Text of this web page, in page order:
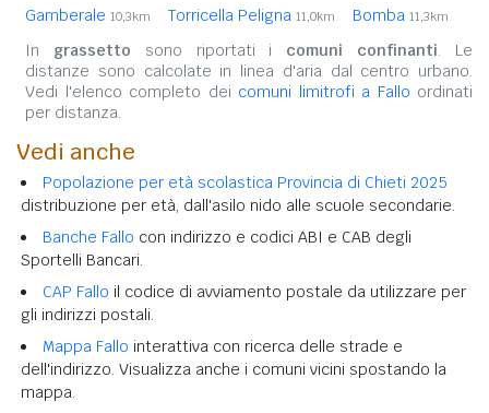
Gamberale 10,3km Torricella Peligna 11,0km Bomba 11,3km
In grassetto sono riportati i comuni confinanti. Le
distanze sono calcolate in linea d'aria dal centro urbano.
Vedi l'elenco completo dei comuni limitrofi a Fallo ordinati
per distanza.
Vedi anche
Popolazione per età scolastica Provincia di Chieti 2025
distribuzione per età, dall'asilo nido alle scuole secondarie.
Banche Fallo con indirizzo e codici ABI e CAB degli
Sportelli Bancari.
CAP Fallo il codice di avviamento postale da utilizzare per
gli indirizzi postali.
Mappa Fallo interattiva con ricerca delle strade e
dell'indirizzo. Visualizza anche i comuni vicini spostando la
mappa.